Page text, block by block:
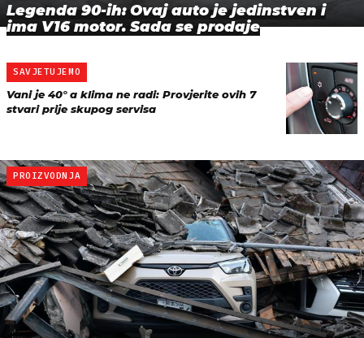
Legenda 90-ih: Ovaj auto je jedinstven i
ima V16 motor. Sada se prodaje
SAVJETUJEMO
Vani je 40° a klima ne radi: Provjerite ovih 7
stvari prije skupog servisa
PROIZVODNJA